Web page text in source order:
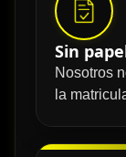
Sin
Nosotros
la